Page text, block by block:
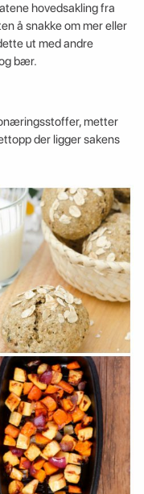
hovedsakling fra
å snakke om mer eller
ut med andre
bær.
metter
der ligger sakens